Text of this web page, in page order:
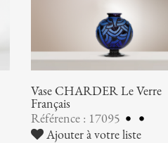
Vase CHARDER Le Verre
Français
Référence : 17095
Ajouter à votre liste